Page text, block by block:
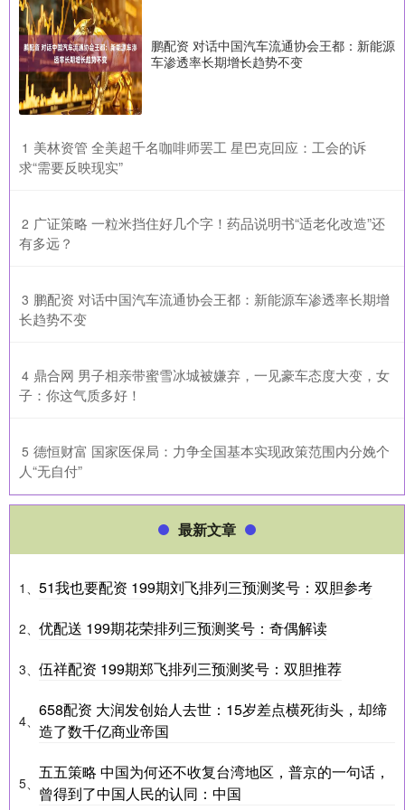
鹏配资 对话中国汽车流通协会王都：新能源
车渗透率长期增长趋势不变
1 ​美林资管 全美超千名咖啡师罢工 星巴克回应：工会的诉
求“需要反映现实”
2 ​广证策略 一粒米挡住好几个字！药品说明书“适老化改造”还
有多远？
3 ​鹏配资 对话中国汽车流通协会王都：新能源车渗透率长期增
长趋势不变
4 ​鼎合网 男子相亲带蜜雪冰城被嫌弃，一见豪车态度大变，女
子：你这气质多好！
5 ​德恒财富 国家医保局：力争全国基本实现政策范围内分娩个
人“无自付”
最新文章
1、 51我也要配资 199期刘飞排列三预测奖号：双胆参考
2、 优配送 199期花荣排列三预测奖号：奇偶解读
3、 伍祥配资 199期郑飞排列三预测奖号：双胆推荐
4、
658配资 大润发创始人去世：15岁差点横死街头，却缔
造了数千亿商业帝国
5、
五五策略 中国为何还不收复台湾地区，普京的一句话，
曾得到了中国人民的认同：中国